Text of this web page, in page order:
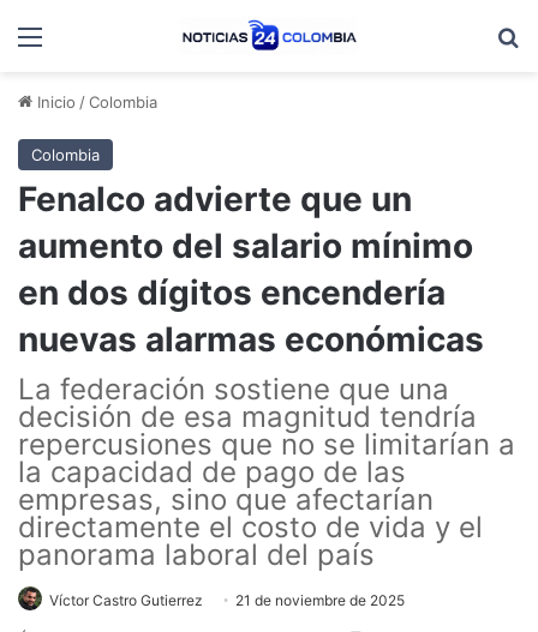
Menú
Inicio /Colombia
Colombia
Fenalco advierte que un
aumento del salario mínimo
en dos dígitos encendería
nuevas alarmas económicas
La federación sostiene que una
decisión de esa magnitud tendría
repercusiones que no se limitarían a
la capacidad de pago de las
empresas, sino que afectarían
directamente el costo de vida y el
panorama laboral del país
Víctor Castro Gutierrez 21 de noviembre de 2025